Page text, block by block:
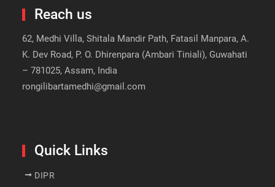
Reach us
62, Medhi Villa, Shitala Mandir Path, Fatasil Manpara, A.
K. Dev Road, P. O. Dhirenpara (Ambari Tiniali), Guwahati
– 781025, Assam, India
rongilibartamedhi@gmail.com
Quick Links
DIPR